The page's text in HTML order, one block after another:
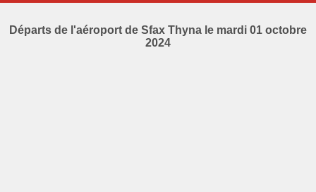
Départs de l'aéroport de Sfax Thyna le mardi 01 octobre
2024